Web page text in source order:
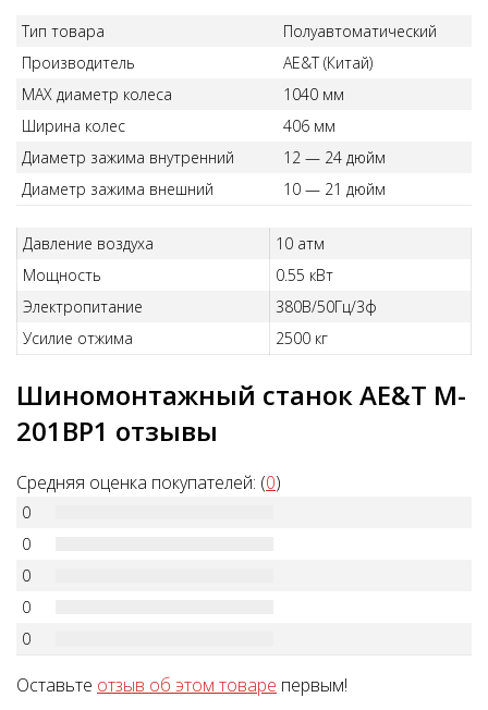
Тип товара
Полуавтоматический
Производитель
AE&T (Китай)
MAX диаметр колеса
1040 мм
Ширина колес
406 мм
Диаметр зажима внутренний
12 — 24 дюйм
Диаметр зажима внешний
10 — 21 дюйм
Давление воздуха
10 атм
Мощность
0.55 кВт
Электропитание
380В/50Гц/3ф
Усилие отжима
2500 кг
Шиномонтажный станок AE&T M-
201BP1 отзывы
Средняя оценка покупателей: (0)
0
0
0
0
0
Оставьте отзыв об этом товаре первым!